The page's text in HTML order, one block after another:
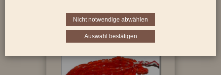
Nicht notwendige abwählen
Auswahl bestätigen